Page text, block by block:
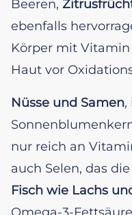
Beeren,
ebenfalls
Körper mit
Haut vor
Nüsse und Samen,
nur reich an
auch Selen, das
Fisch wie Lachs